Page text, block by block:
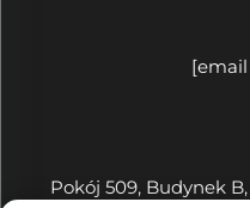
Pokój 509, Budynek